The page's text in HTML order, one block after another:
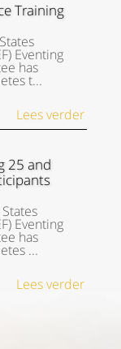
Training
Eventing
has
t...
Lees verder
25 and
Eventing
has
...
Lees verder